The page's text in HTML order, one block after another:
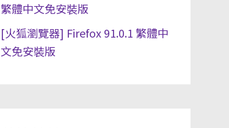
繁體中文免安裝版
[火狐瀏覽器] Firefox 91.0.1 繁體中
文免安裝版